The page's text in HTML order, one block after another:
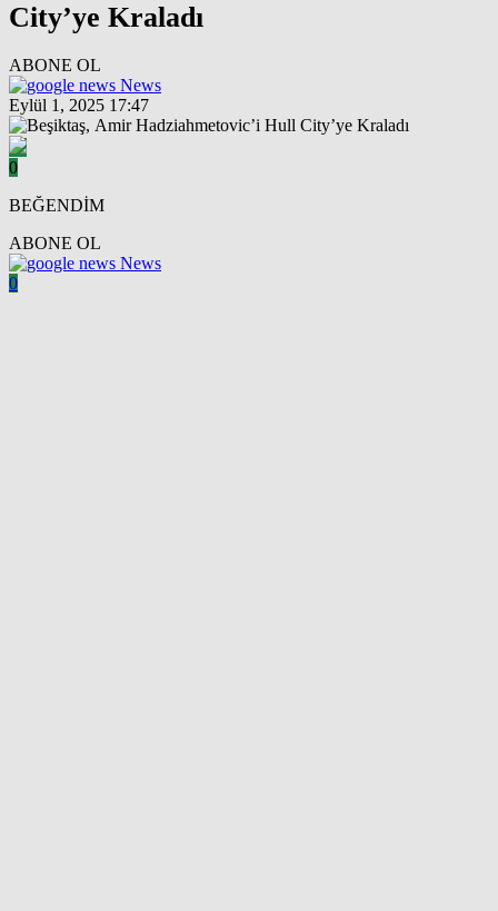
City’ye Kraladı
ABONE OL
News
Eylül 1, 2025 17:47
0
BEĞENDİM
ABONE OL
News
0